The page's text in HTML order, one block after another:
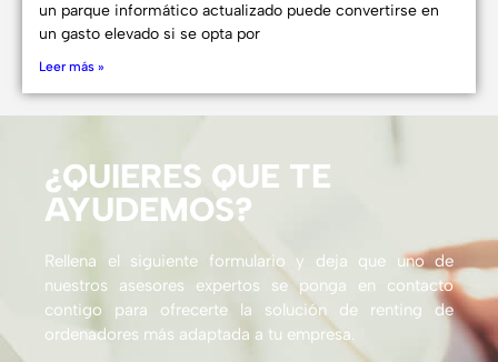
un parque informático actualizado puede convertirse en
un gasto elevado si se opta por
Leer más »
¿QUIERES QUE TE
AYUDEMOS?
Rellena el siguiente formulario y deja que uno de
nuestros asesores expertos se ponga en contacto
contigo para ofrecerte la solución de renting de
ordenadores más adaptada a tu empresa.